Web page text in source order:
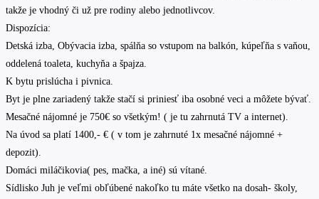
takže je vhodný či už pre rodiny alebo jednotlivcov.
Dispozícia:
Detská izba, Obývacia izba, spálňa so vstupom na balkón, kúpeľňa s vaňou,
oddelená toaleta, kuchyňa a špajza.
K bytu prislúcha i pivnica.
Byt je plne zariadený takže stačí si priniesť iba osobné veci a môžete bývať.
Mesačné nájomné je 750€ so všetkým! ( je tu zahrnutá TV a internet).
Na úvod sa platí 1400,- € ( v tom je zahrnuté 1x mesačné nájomné +
depozit).
Domáci miláčikovia( pes, mačka, a iné) sú vítané.
Sídlisko Juh je veľmi obľúbené nakoľko tu máte všetko na dosah- školy,